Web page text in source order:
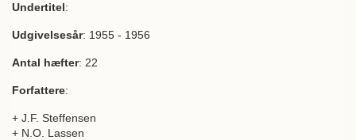
Undertitel:
Udgivelsesår: 1955 - 1956
Antal hæfter: 22
Forfattere:
+ J.F. Steffensen
+ N.O. Lassen